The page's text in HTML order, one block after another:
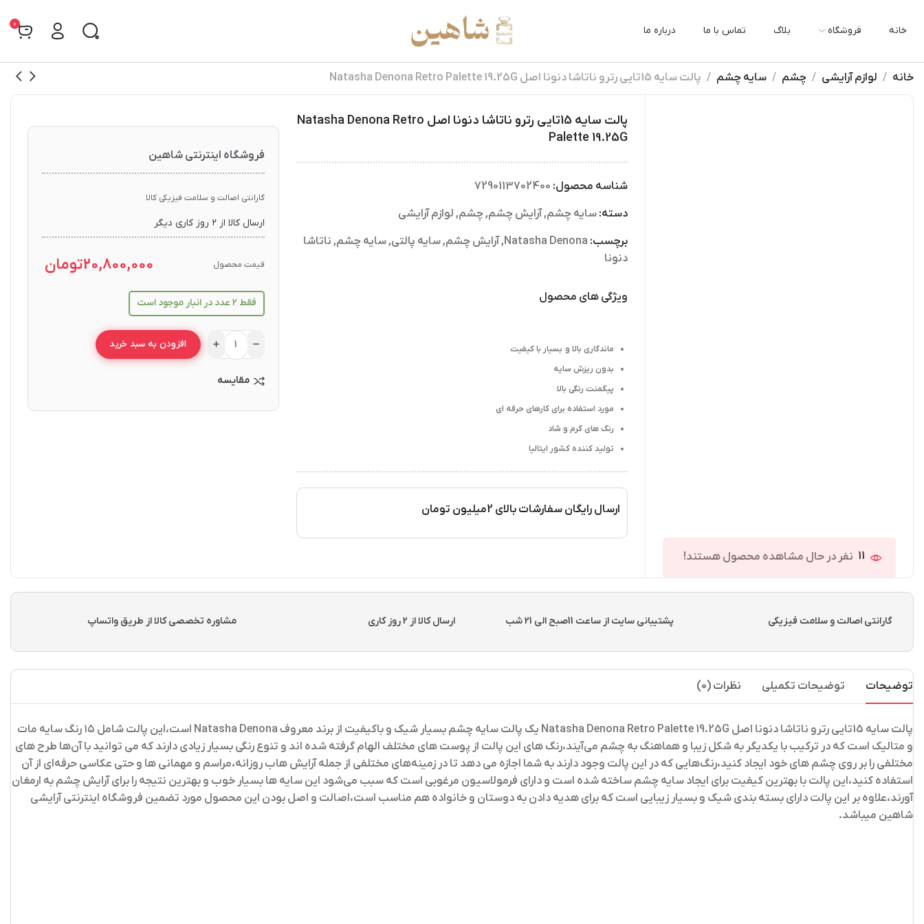
خانه فروشگاه بلاگ تماس با ما درباره ما
0
خانه لوازم آرایشی چشم سایه چشم پالت سایه 15تایی رترو ناتاشا دنونا اصل Natasha Denona Retro Palette 19.25G
11 نفر در حال مشاهده محصول هستند!
پالت سایه 15تایی رترو ناتاشا دنونا اصل Natasha Denona Retro
Palette 19.25G
شناسه محصول: 7290113702400
دسته: سایه چشم,آرایش چشم, چشم, لوازم آرایشی
برچسب: Natasha Denona
,آرایش چشم, سایه پالتی, سایه چشم, ناتاشا
دنونا
ویژگی های محصول
ماندگاری بالا و بسیار با کیفیت
بدون ریزش سایه
پیگمنت رنگی بالا
مورد استفاده برای کارهای حرفه ای
رنگ های گرم و شاد
تولید کننده کشور ایتالیا
ارسال رایگان سفارشات بالای 2میلیون تومان
فروشگاه اینترنتی شاهین
گارانتی اصالت و سلامت فیزیکی کالا
ارسال کالا از ۲ روز کاری دیگر
قیمت محصول 20,800,000تومان
فقط 2 عدد در انبار موجود است
افزودن به سبد خرید
مقایسه
گارانتی اصالت و سلامت فیزیکی پشتیبانی سایت از ساعت 11صبح الی 21 شب ارسال کالا از 2 روز کاری مشاوره تخصصی کالا از طریق واتساپ
توضیحات توضیحات تکمیلی نظرات (0)
پالت سایه 15تایی رترو ناتاشا دنونا اصل Natasha Denona Retro Palette 19.25G
یک پالت سایه چشم بسیار شیک و باکیفیت از برند معروف Natasha Denona است،این پالت شامل ۱۵ رنگ سایه مات
و متالیک است که در ترکیب با یکدیگر به شکل زیبا و هماهنگ به چشم می‌آیند،رنگ‌ های این پالت از پوست های مختلف الهام گرفته شده‌ اند و تنوع رنگی بسیار زیادی دارند که می‌ توانید با آن‌ها طرح‌ های
مختلفی را بر روی چشم‌ های خود ایجاد کنید،رنگ‌هایی که در این پالت وجود دارند به شما اجازه می‌ دهد تا در زمینه‌های مختلفی از جمله آرایش هاب روزانه،مراسم و مهمانی ها و حتی عکاسی حرفه‌ای از آن
استفاده کنید،این پالت با بهترین کیفیت برای ایجاد سایه چشم ساخته شده است و دارای فرمولاسیون مرغوبی است که سبب می‌شود این سایه ها بسیار خوب و بهترین نتیجه را برای آرایش چشم به ارمغان
آورند،علاوه بر این پالت دارای بسته بندی شیک و بسیار زیبایی است که برای هدیه دادن به دوستان و خانواده هم مناسب است،اصالت و اصل بودن این محصول مورد تضمین فروشگاه اینترنتی آرایشی
شاهین میباشد.